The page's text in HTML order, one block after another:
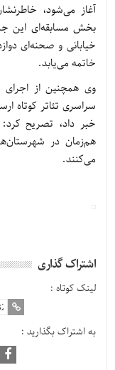
آغاز می‌شود،
بخش مسابقه‌ای این
خیابانی و صحنه‌ای
خاتمه می‌یابد.
وی همچنین از اجرای
سراسری تئاتر کوتاه
خبر داد، تصریح کرد:
هم‌زمان در
می‌کنند.
اشتراک گذاری
لینک کوتاه :
به اشتراک بگذارید :